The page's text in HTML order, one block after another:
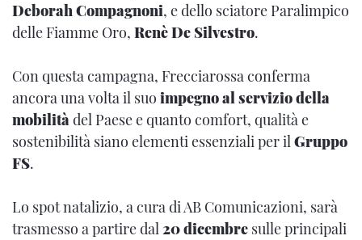
Deborah Compagnoni, e dello sciatore Paralimpico
delle Fiamme Oro, Renè De Silvestro.
Con questa campagna, Frecciarossa conferma
ancora una volta il suo impegno al servizio della
mobilitàdel Paese e quanto comfort, qualità e
sostenibilità siano elementi essenziali per ilGruppo
FS.
Lo spot natalizio, a cura di AB Comunicazioni, sarà
trasmesso a partire dal20 dicembre sulle principali